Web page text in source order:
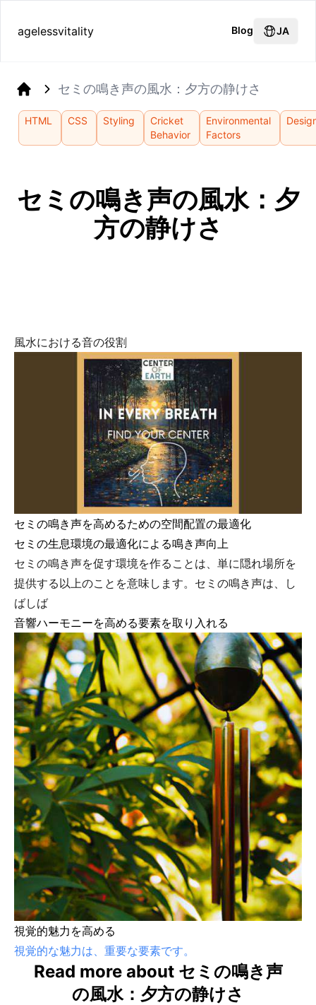
agelessvitality Blog JA
セミの鳴き声の風水：夕方の静けさ
HTML CSS Styling
Cricket
Behavior
Environmental
Factors
セミの鳴き声の風水：夕
方の静けさ
風水における音の役割
セミの鳴き声を高めるための空間配置の最適化
セミの生息環境の最適化による鳴き声向上
セミの鳴き声を促す環境を作ることは、単に隠れ場所を
提供する以上のことを意味します。セミの鳴き声は、し
ばしば
音響ハーモニーを高める要素を取り入れる
視覚的魅力を高める
視覚的な魅力は、重要な要素です。
Read more about セミの鳴き声
の風水：夕方の静けさ